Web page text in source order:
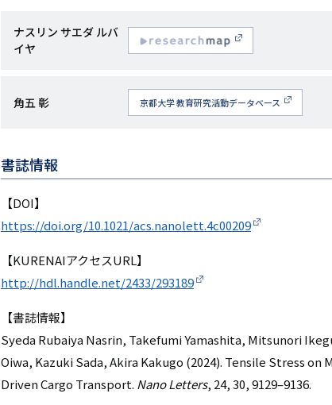
研
究
名
ナスリン サエダ ルバ
イヤ
研
名
角五 彰 京都大学 教育研究活動データベース
書誌情報
【DOI】
https://doi.org/10.1021/acs.nanolett.4c00209
【KURENAIアクセスURL】
http://hdl.handle.net/2433/293189
【書誌情報】
Syeda Rubaiya Nasrin, Takefumi Yamashita, Mitsunori
Oiwa, Kazuki Sada, Akira Kakugo (2024). Tensile Stress
Driven Cargo Transport. Nano Letters, 24, 30, 9129–9136.